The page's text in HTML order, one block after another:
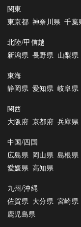
関東
東京都 神奈川県 千葉
北陸/甲信越
新潟県 長野県 山梨県
東海
静岡県 愛知県 岐阜県
関西
大阪府 京都府 兵庫県
中国/四国
広島県 岡山県 島根県
愛媛県 高知県
九州/沖縄
佐賀県 大分県 宮崎県
鹿児島県